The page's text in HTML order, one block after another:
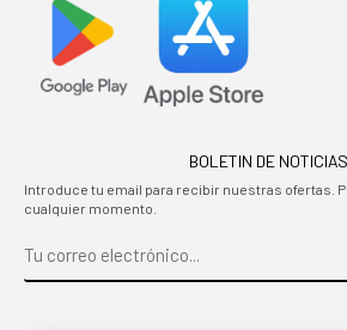
BOLETIN DE NOTICIAS
Introduce tu email para recibir nuestras ofertas.
cualquier momento.